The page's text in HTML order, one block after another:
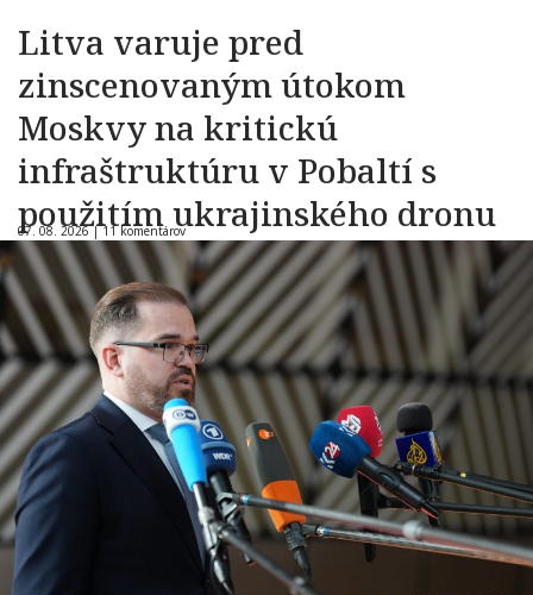
Litva varuje pred
zinscenovaným útokom
Moskvy na kritickú
infraštruktúru v Pobaltí s
použitím ukrajinského dronu
07. 08. 2026 |11 komentárov